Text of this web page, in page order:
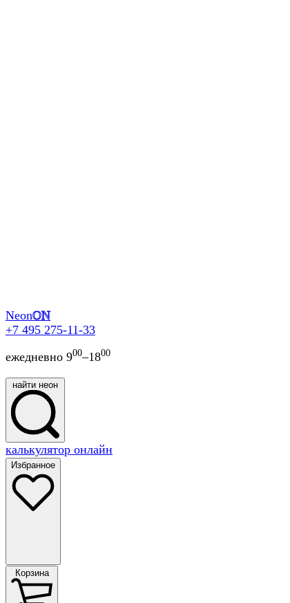
NeonON
+7 495 275-11-33
ежедневно 900–1800
найти неон
найти
неон
калькулятор онлайн
Избранное
Корзина